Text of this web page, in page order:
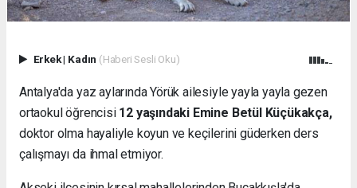
Erkek| Kadın (Haberi Sesli Oku)
Antalya'da yaz aylarında Yörük ailesiyle yayla yayla gezen
ortaokul öğrencisi 12 yaşındaki Emine Betül Küçükakça,
doktor olma hayaliyle koyun ve keçilerini güderken ders
çalışmayı da ihmal etmiyor.